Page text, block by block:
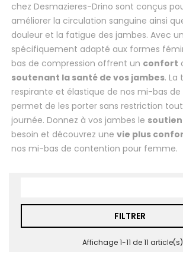
chez Desmazieres-Drino sont conçus
améliorer la circulation sanguine ainsi
douleur et la fatigue des jambes. Avec
spécifiquement adapté aux formes
bas de compression offrent un confort
soutenant la santé de vos jambes. La
respirante et élastique de nos mi-bas
permet de les porter sans restriction
journée. Donnez à vos jambes le soutien
besoin et découvrez une vie plus
nos mi-bas de contention pour femme.
FILTRER
Affichage 1-11 de 11 article(s)